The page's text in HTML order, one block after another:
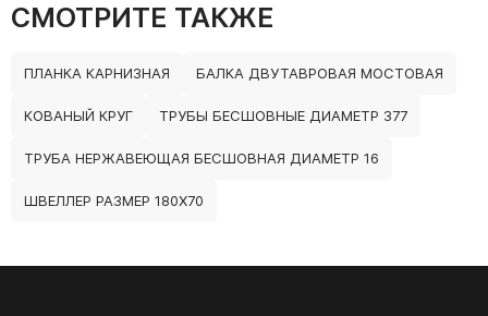
СМОТРИТЕ ТАКЖЕ
ПЛАНКА КАРНИЗНАЯ БАЛКА ДВУТАВРОВАЯ МОСТОВАЯ
КОВАНЫЙ КРУГ ТРУБЫ БЕСШОВНЫЕ ДИАМЕТР 377
ТРУБА НЕРЖАВЕЮЩАЯ БЕСШОВНАЯ ДИАМЕТР 16
ШВЕЛЛЕР РАЗМЕР 180Х70